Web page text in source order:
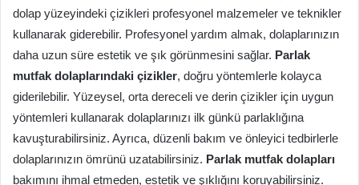
dolap yüzeyindeki çizikleri profesyonel malzemeler ve teknikler
kullanarak giderebilir. Profesyonel yardım almak, dolaplarınızın
daha uzun süre estetik ve şık görünmesini sağlar. Parlak
mutfak dolaplarındaki çizikler, doğru yöntemlerle kolayca
giderilebilir. Yüzeysel, orta dereceli ve derin çizikler için uygun
yöntemleri kullanarak dolaplarınızı ilk günkü parlaklığına
kavuşturabilirsiniz. Ayrıca, düzenli bakım ve önleyici tedbirlerle
dolaplarınızın ömrünü uzatabilirsiniz. Parlak mutfak dolapları
bakımını ihmal etmeden, estetik ve şıklığını koruyabilirsiniz.